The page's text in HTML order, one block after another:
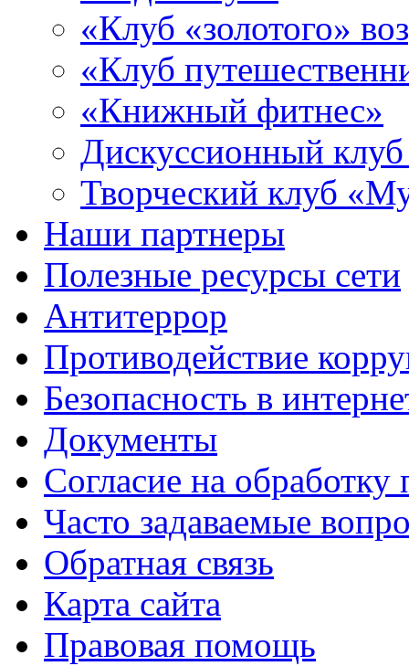
«Клуб «золотого»
«Клуб
«Книжный фитнес»
Дискуссионный
Творческий клуб
Наши партнеры
Полезные ресурсы сети
Антитеррор
Противодействие
Безопасность в
Документы
Согласие на
Часто задаваемые
Обратная связь
Карта сайта
Правовая помощь